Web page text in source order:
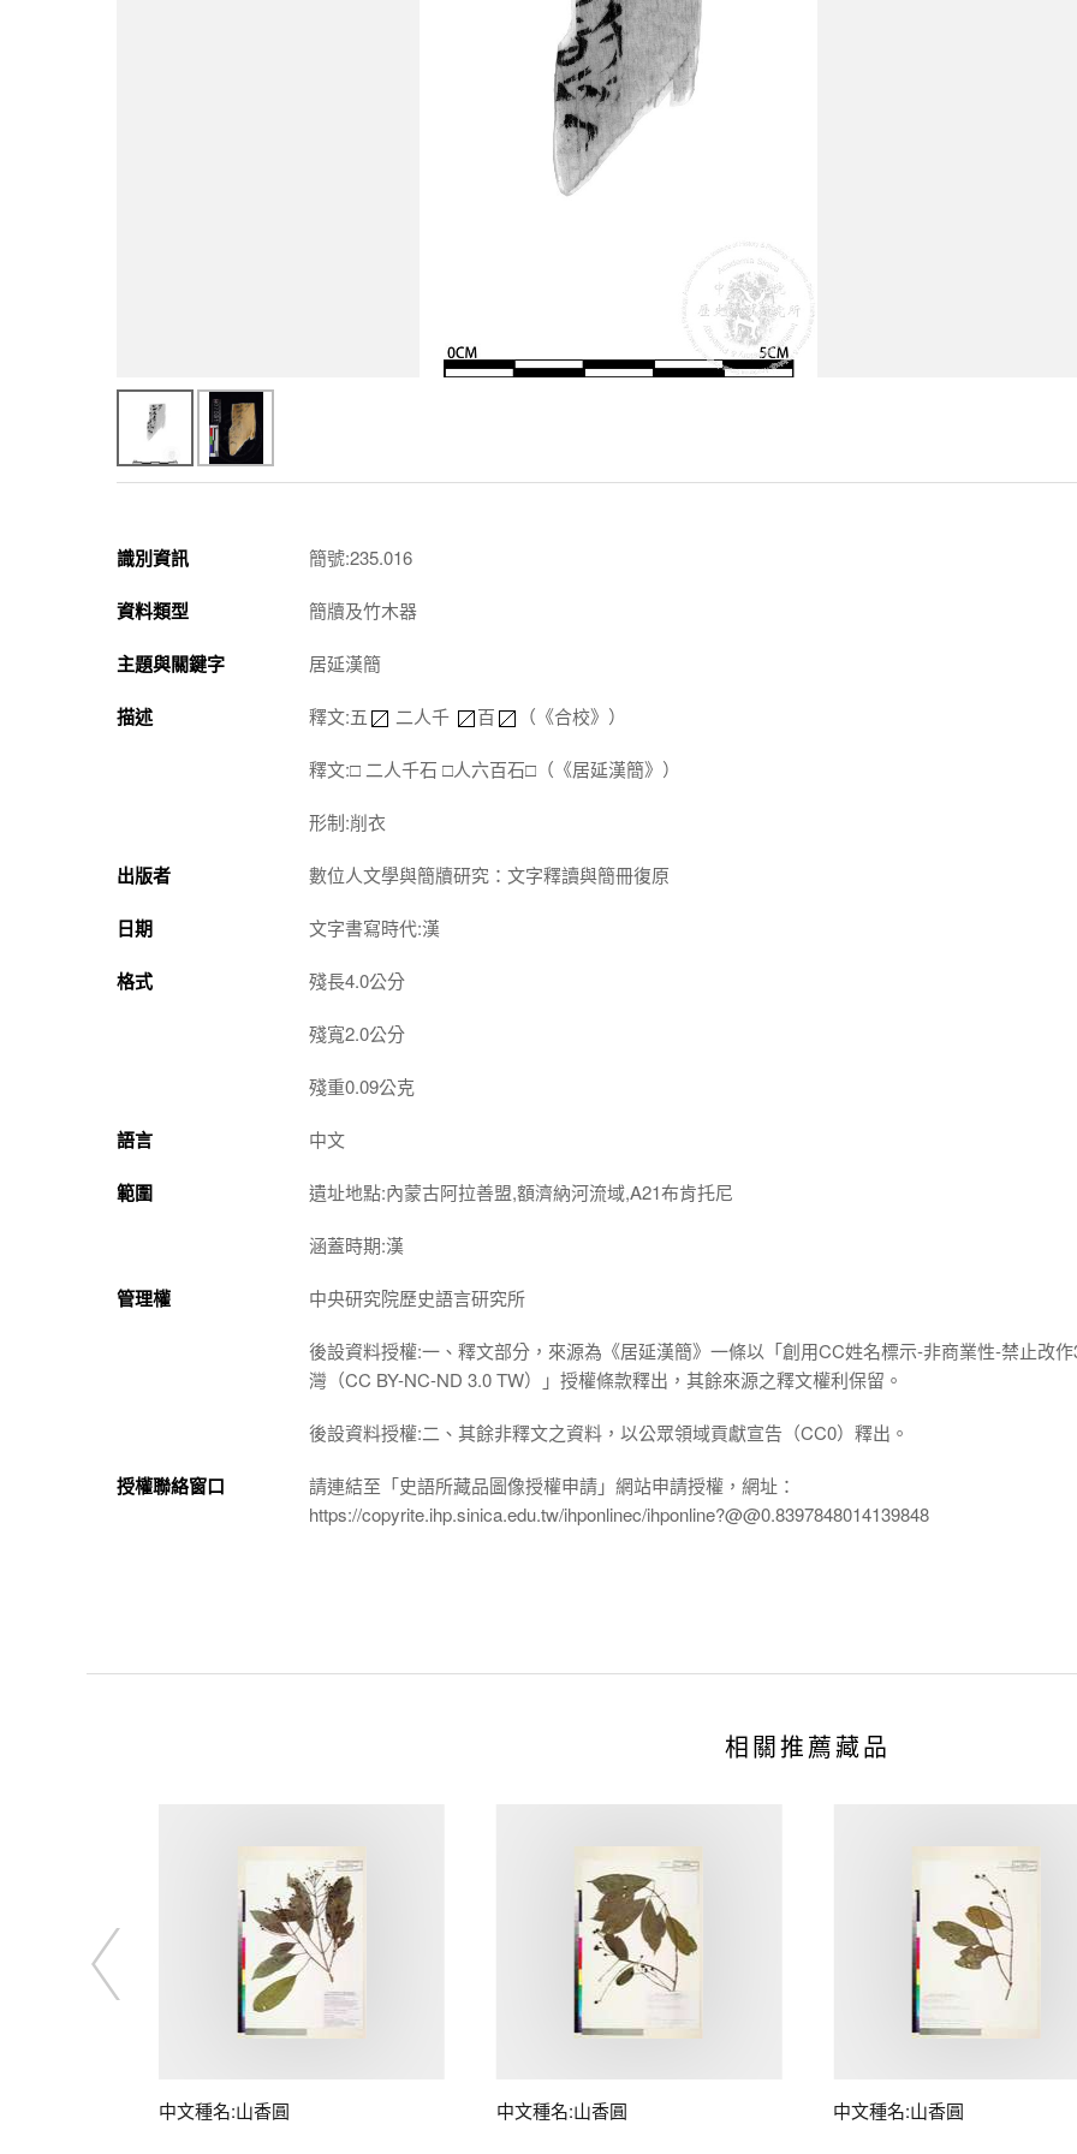
識別資訊 簡號:235.016
資料類型 簡牘及竹木器
主題與關鍵字 居延漢簡
描述 釋文:五 二人千 百 （《合校》）
釋文:□ 二人千石 □人六百石□（《居延漢簡》）
形制:削衣
出版者 數位人文學與簡牘研究：文字釋讀與簡冊復原
日期 文字書寫時代:漢
格式 殘長4.0公分
殘寬2.0公分
殘重0.09公克
語言 中文
範圍 遺址地點:內蒙古阿拉善盟,額濟納河流域,A21布肯托尼
涵蓋時期:漢
管理權 中央研究院歷史語言研究所
後設資料授權:一、釋文部分，來源為《居延漢簡》一條以「創用CC姓名標示-非商業性-禁止改
灣（CC BY-NC-ND 3.0 TW）」授權條款釋出，其餘來源之釋文權利保留。
後設資料授權:二、其餘非釋文之資料，以公眾領域貢獻宣告（CC0）釋出。
授權聯絡窗口
請連結至「史語所藏品圖像授權申請」網站申請授權，網址：
https://copyrite.ihp.sinica.edu.tw/ihponlinec/ihponline?@@0.8397848014139848
相關推薦藏品
中文種名:山香圓 中文種名:山香圓 中文種名:山香圓